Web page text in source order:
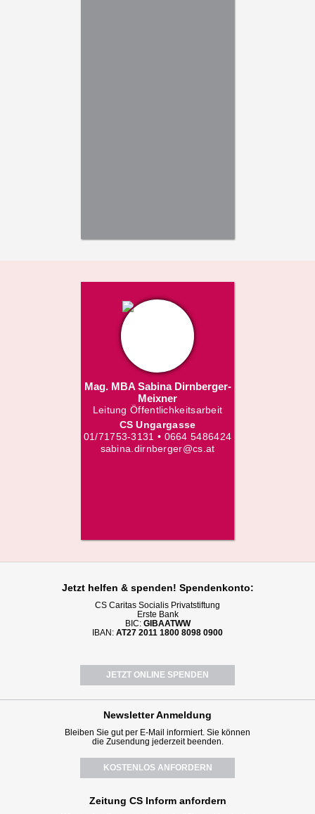
Mag. MBA Sabina Dirnberger-
Meixner
Leitung Öffentlichkeitsarbeit
CS Ungargasse
01/71753-3131 • 0664 5486424
sabina.dirnberger@cs.at
Jetzt helfen & spenden! Spendenkonto:
CS Caritas Socialis Privatstiftung
Erste Bank
BIC: GIBAATWW
IBAN: AT27 2011 1800 8098 0900
JETZT ONLINE SPENDEN
NewsletterAnmeldung
Bleiben Sie gut per E-Mail informiert. Sie können
die Zusendung jederzeit beenden.
KOSTENLOS ANFORDERN
Zeitung CS Inform anfordern